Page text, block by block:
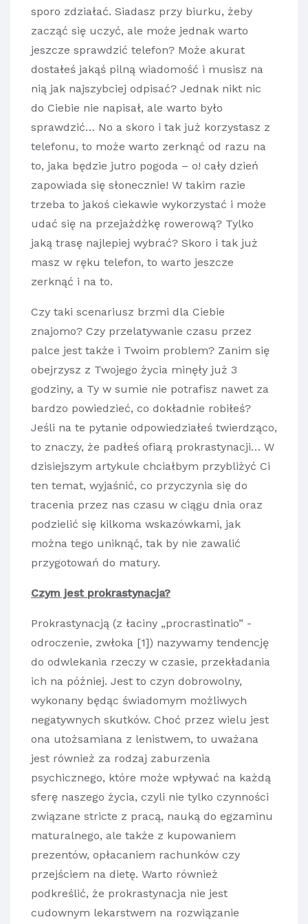
sporo zdziałać. Siadasz przy biurku, żeby
zacząć się uczyć, ale może jednak warto
jeszcze sprawdzić telefon? Może akurat
dostałeś jakąś pilną wiadomość i musisz na
nią jak najszybciej odpisać? Jednak nikt nic
do Ciebie nie napisał, ale warto było
sprawdzić… No a skoro i tak już korzystasz z
telefonu, to może warto zerknąć od razu na
to, jaka będzie jutro pogoda – o! cały dzień
zapowiada się słonecznie! W takim razie
trzeba to jakoś ciekawie wykorzystać i może
udać się na przejażdżkę rowerową? Tylko
jaką trasę najlepiej wybrać? Skoro i tak już
masz w ręku telefon, to warto jeszcze
zerknąć i na to.
Czy taki scenariusz brzmi dla Ciebie
znajomo? Czy przelatywanie czasu przez
palce jest także i Twoim problem? Zanim się
obejrzysz z Twojego życia minęły już 3
godziny, a Ty w sumie nie potrafisz nawet za
bardzo powiedzieć, co dokładnie robiłeś?
Jeśli na te pytanie odpowiedziałeś twierdząco,
to znaczy, że padłeś ofiarą prokrastynacji… W
dzisiejszym artykule chciałbym przybliżyć Ci
ten temat, wyjaśnić, co przyczynia się do
tracenia przez nas czasu w ciągu dnia oraz
podzielić się kilkoma wskazówkami, jak
można tego uniknąć, tak by nie zawalić
przygotowań do matury.
Czym jest prokrastynacja?
Prokrastynacją (z łaciny „procrastinatio” -
odroczenie, zwłoka [1]) nazywamy tendencję
do odwlekania rzeczy w czasie, przekładania
ich na później. Jest to czyn dobrowolny,
wykonany będąc świadomym możliwych
negatywnych skutków. Choć przez wielu jest
ona utożsamiana z lenistwem, to uważana
jest również za rodzaj zaburzenia
psychicznego, które może wpływać na każdą
sferę naszego życia, czyli nie tylko czynności
związane stricte z pracą, nauką do egzaminu
maturalnego, ale także z kupowaniem
prezentów, opłacaniem rachunków czy
przejściem na dietę. Warto również
podkreślić, że prokrastynacja nie jest
cudownym lekarstwem na rozwiązanie